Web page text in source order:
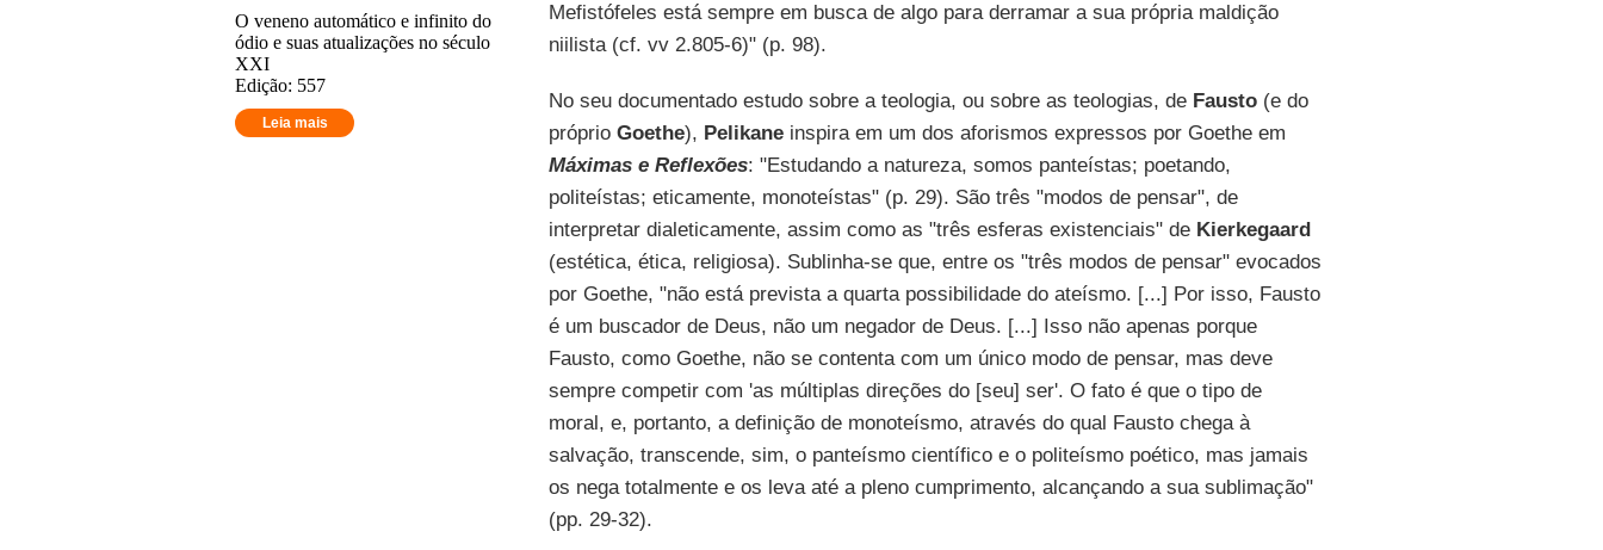
O veneno automático e infinito do
ódio e suas atualizações no século
XXI
Edição: 557
Leia mais
Mefistófeles está sempre em busca de algo para derramar a sua própria maldição
niilista (cf. vv 2.805-6)" (p. 98).
No seu documentado estudo sobre a teologia, ou sobre as teologias, de Fausto (e do
próprio Goethe), Pelikane inspira em um dos aforismos expressos por Goethe em
Máximas e Reflexões: "Estudando a natureza, somos panteístas; poetando,
politeístas; eticamente, monoteístas" (p. 29). São três "modos de pensar", de
interpretar dialeticamente, assim como as "três esferas existenciais" de Kierkegaard
(estética, ética, religiosa). Sublinha-se que, entre os "três modos de pensar" evocados
por Goethe, "não está prevista a quarta possibilidade do ateísmo. [...] Por isso, Fausto
é um buscador de Deus, não um negador de Deus. [...] Isso não apenas porque
Fausto, como Goethe, não se contenta com um único modo de pensar, mas deve
sempre competir com 'as múltiplas direções do [seu] ser'. O fato é que o tipo de
moral, e, portanto, a definição de monoteísmo, através do qual Fausto chega à
salvação, transcende, sim, o panteísmo científico e o politeísmo poético, mas jamais
os nega totalmente e os leva até a pleno cumprimento, alcançando a sua sublimação"
(pp. 29-32).